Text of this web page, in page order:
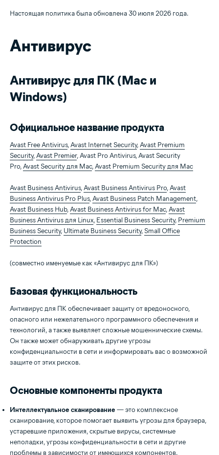
Настоящая политика была обновлена 30 июля 2026 года.
Антивирус
Антивирус для ПК (Mac и
Windows)
Официальное название продукта
Avast Free Antivirus,Avast Internet Security,Avast Premium
Security,Avast Premier, Avast Pro Antivirus, Avast Security
Pro,Avast Security для Mac,Avast Premium Security для Mac
Avast Business Antivirus,Avast Business Antivirus Pro,Avast
Business Antivirus Pro Plus,Avast Business Patch Management,
Avast Business Hub,Avast Business Antivirus for Mac,Avast
Business Antivirus для Linux, Essential Business Security, Premium
Business Security, Ultimate Business Security, Small Office
Protection
(совместно именуемые как «Антивирус для ПК»)
Базовая функциональность
Антивирус для ПК обеспечивает защиту от вредоносного,
опасного или нежелательного программного обеспечения и
технологий, а также выявляет сложные мошеннические схемы.
Он также может обнаруживать другие угрозы
конфиденциальности в сети и информировать вас о возможной
защите от этих рисков.
Основные компоненты продукта
Интеллектуальное сканирование— это комплексное
сканирование, которое помогает выявить угрозы для браузера,
устаревшие приложения, скрытые вирусы, системные
неполадки, угрозы конфиденциальности в сети и другие
проблемы в зависимости от имеющихся компонентов.